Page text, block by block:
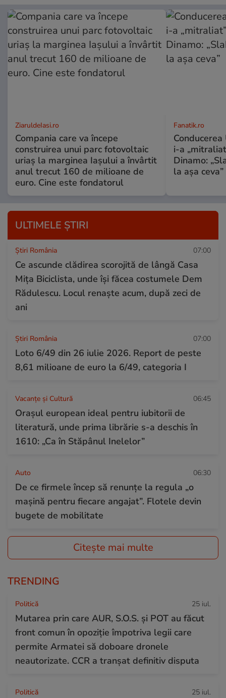
ZiaruldeIasi.ro
Compania care va începe
construirea unui parc fotovoltaic
uriaș la marginea Iașului a învârtit
anul trecut 160 de milioane de
euro. Cine este fondatorul
Fanatik.ro
i-a
Dinamo:
la așa ceva”
ULTIMELE ȘTIRI
Știri România 07:00
Ce ascunde clădirea scorojită de lângă Casa
Mița Biciclista, unde își făcea costumele Dem
Rădulescu. Locul renaște acum, după zeci de
ani
Știri România 07:00
Loto 6/49 din 26 iulie 2026. Report de peste
8,61 milioane de euro la 6/49, categoria I
Vacanțe și Cultură 06:45
Orașul european ideal pentru iubitorii de
literatură, unde prima librărie s-a deschis în
1610: „Ca în Stăpânul Inelelor”
Auto 06:30
De ce firmele încep să renunțe la regula „o
mașină pentru fiecare angajat”. Flotele devin
bugete de mobilitate
Citește mai multe
TRENDING
Politică 25 iul.
Mutarea prin care AUR, S.O.S. și POT au făcut
front comun în opoziție împotriva legii care
permite Armatei să doboare dronele
neautorizate. CCR a tranșat definitiv disputa
Politică 25 iul.